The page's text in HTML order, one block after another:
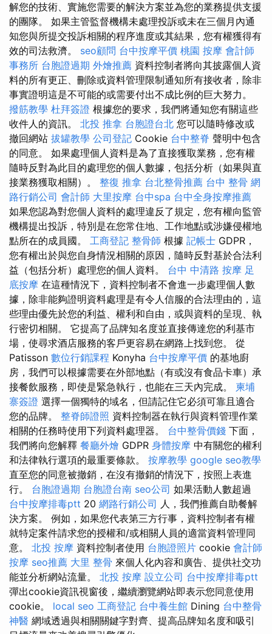
解您的技術、實施您需要的解決方案並為您的業務提供支援
的團隊。 如果主管監督機構未處理投訴或未在三個月內通
知您與所提交投訴相關的程序進度或其結果，您有權獲得有
效的司法救濟。 seo顧問 台中按摩平價 桃園 按摩 會計師
事務所 台胞證過期 外燴推薦 資料控制者將向其披露個人資
料的所有更正、刪除或資料管理限制通知所有接收者，除非
事實證明這是不可能的或需要付出不成比例的巨大努力。
撥筋教學 杜拜簽證 根據您的要求，我們將通知您有關這些
收件人的資訊。 北投 推拿 台胞證台北 您可以隨時修改或
撤回網站 拔罐教學 公司登記 Cookie 台中整脊 聲明中包含
的同意。 如果處理個人資料是為了直接獲取業務，您有權
隨時反對為此目的處理您的個人數據，包括分析（如果與直
接業務獲取相關）。 整復 推拿 台北整骨推薦 台中 整骨 網
路行銷公司 會計師 大里按摩 台中spa 台中全身按摩推薦
如果您認為對您個人資料的處理違反了規定，您有權向監管
機構提出投訴，特別是在您常住地、工作地點或涉嫌侵權地
點所在的成員國。 工商登記 整骨師 根據 記帳士 GDPR，
您有權出於與您自身情況相關的原因，隨時反對基於合法利
益（包括分析）處理您的個人資料。 台中 中清路 按摩 足
底按摩 在這種情況下，資料控制者不會進一步處理個人數
據，除非能夠證明資料處理是有令人信服的合法理由的，這
些理由優先於您的利益、權利和自由，或與資料的呈現、執
行密切相關。 它提高了品牌知名度並直接傳達您的利基市
場，使尋求酒店服務的客戶更容易在網路上找到您。 從
Patisson 數位行銷課程 Konyha 台中按摩平價 的基地廚
房，我們可以根據需要在外部地點（有或沒有食品卡車）承
接餐飲服務，即使是緊急執行，也能在三天內完成。 柬埔
寨簽證 選擇一個獨特的域名，但請記住它必須可靠且適合
您的品牌。 整脊師證照 資料控制器在執行與資料管理作業
相關的任務時使用下列資料處理器。 台中整骨價錢 下面，
我們將向您解釋 餐廳外燴 GDPR 身體按摩 中有關您的權利
和法律執行選項的最重要條款。 按摩教學 google seo教學
直至您的同意被撤銷，在沒有撤銷的情況下，按照上表進
行。 台胞證過期 台胞證台南 seo公司 如果活動人數超過
台中按摩排毒ptt 20 網路行銷公司 人，我們推薦自助餐解
決方案。 例如，如果您代表第三方行事，資料控制者有權
就特定案件請求您的授權和/或相關人員的適當資料管理同
意。 北投 按摩 資料控制者使用 台胞證照片 cookie 會計師
按摩 seo推薦 大里 整骨 來個人化內容和廣告、提供社交功
能並分析網站流量。 北投 按摩 設立公司 台中按摩排毒ptt
彈出cookie資訊視窗後，繼續瀏覽網站即表示您同意使用
cookie。 local seo 工商登記 台中養生館 Dining 台中整骨
神醫 網域透過與相關關鍵字對齊、提高品牌知名度和吸引